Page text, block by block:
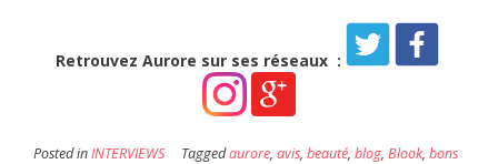
Retrouvez Aurore sur ses réseaux :
Posted inINTERVIEWS Taggedaurore, avis, beauté, blog, Blook, bons